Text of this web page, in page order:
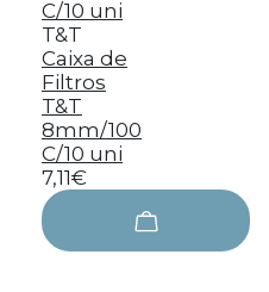
T&T
Caixa de
Filtros
T&T
8mm/100
C/10 uni
7,11€